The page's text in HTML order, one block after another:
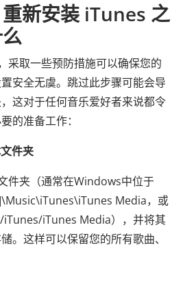
新安装 iTunes 之
采取一些预防措施可以确保您的
安全无虞。跳过此步骤可能会导
这对于任何音乐爱好者来说都令
的准备工作：
件夹
件夹（通常在Windows中位于
Media，或
iTunes Media），并将其
。这样可以保留您的所有歌曲、